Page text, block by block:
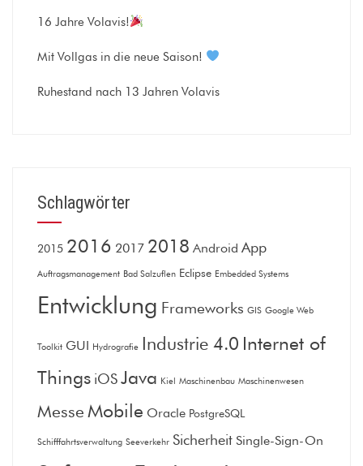
16 Jahre Volavis!
Mit Vollgas in die neue Saison!
Ruhestand nach 13 Jahren Volavis
Schlagwörter
2015 2016 2017 2018 Android App
Auftragsmanagement Bad Salzuflen Eclipse Embedded Systems
Entwicklung Frameworks GIS Google Web
Toolkit GUI Hydrografie Industrie 4.0 Internet of
Things iOSJava Kiel Maschinenbau Maschinenwesen
Messe Mobile Oracle PostgreSQL
Schifffahrtsverwaltung Seeverkehr Sicherheit Single-Sign-On